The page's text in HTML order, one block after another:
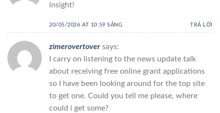
insight!
20/05/2026 AT 10:59 SÁNG TRẢ LỜI
zimerovertover says:
I carry on listening to the news update talk
about receiving free online grant applications
so I have been looking around for the top site
to get one. Could you tell me please, where
could i get some?